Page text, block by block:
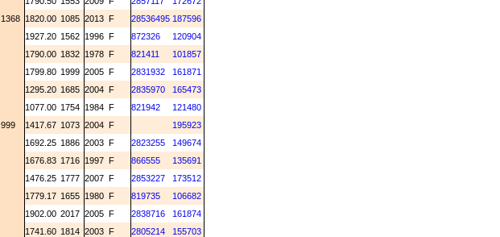
1368 1820.00 1085 2013 F 28536495 187596
1927.20 1562 1996 F 872326
120904
1790.00 1832 1978 F 821411
101857
1799.80 1999 2005 F 2831932
161871
1295.20 1685 2004 F 2835970
165473
1077.00 1754 1984 F 821942
121480
999 1417.67 1073 2004 F
195923
1692.25 1886 2003 F 2823255
149674
1676.83 1716 1997 F 866555
135691
1476.25 1777 2007 F 2853227
173512
1779.17 1655 1980 F 819735
106682
1902.00 2017 2005 F 2838716
161874
1741.60 1814 2003 F 2805214
155703